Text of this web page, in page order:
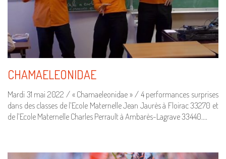
CHAMAELEONIDAE
Mardi 31 mai 2022 / « Chamaeleonidae » / 4 performances surprises
dans des classes de l’Ecole Maternelle Jean Jaurès à Floirac 33270 et
de l’Ecole Maternelle Charles Perrault à Ambarès-Lagrave 33440.…